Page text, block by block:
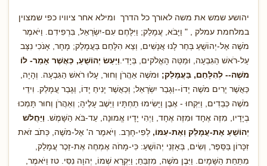
יהושע שמש את משה לאורך כל הדרך ומילא אחר ציוויו כפי שמצוין
במלחמת עמלק , " וַיָּבֹא, עֲמָלֵק; וַיִּלָּחֶם עִם-יִשְׂרָאֵל, בִּרְפִידִם. וַיֹּאמֶר
מֹשֶׁה אֶל-יְהוֹשֻׁעַ בְּחַר לָנוּ אֲנָשִׁים, וְצֵא הִלָּחֵם בַּעֲמָלֵק; מָחָר, אָנֹכִי נִצָּב
עַל-רֹאשׁ הַגִּבְעָה, וּמַטֵּה הָאֱלֹקים, בְּיָדִי. וַיַּעַשׂ יְהוֹשֻׁעַ, כַּאֲשֶׁר אָמַר- לוֹ
מֹשֶׁה-- לְהִלָּחֵם, בַּעֲמָלֵק; וּמֹשֶׁה אַהֲרֹן וְחוּר, עָלוּ רֹאשׁ הַגִּבְעָה. וְהָיָה,
כַּאֲשֶׁר יָרִים מֹשֶׁה יָדוֹ--וְגָבַר יִשְׂרָאֵל; וְכַאֲשֶׁר יָנִיחַ יָדוֹ, וְגָבַר עֲמָלֵק. וִידֵי
מֹשֶׁה כְּבֵדִים, וַיִּקְחוּ - אֶבֶן וַיָּשִׂימוּ תַחְתָּיו וַיֵּשֶׁב עָלֶיהָ; וְאַהֲרֹן וְחוּר תָּמְכוּ
בְיָדָיו, מִזֶּה אֶחָד וּמִזֶּה אֶחָד, וַיְהִי יָדָיו אֱמוּנָה, עַד-בֹּא הַשָּׁמֶשׁ. וַיַּחֲלֹשׁ
יְהוֹשֻׁעַ אֶת-עֲמָלֵק וְאֶת-עַמּוֹ, לְפִי-חָרֶב. וַיֹּאמֶר ה' אֶל-מֹשֶׁה, כְּתֹב זֹאת
זִכָּרוֹן בַּסֵּפֶר, וְשִׂים, בְּאָזְנֵי יְהוֹשֻׁעַ: כִּי-מָחֹה אֶמְחֶה אֶת-זֵכֶר עֲמָלֵק,
מִתַּחַת הַשָּׁמָיִם. וַיִּבֶן מֹשֶׁה, מִזְבֵּחַ; וַיִּקְרָא שְׁמוֹ, יְהוָה נִסִּי. טז וַיֹּאמֶר,